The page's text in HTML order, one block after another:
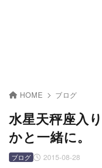
HOME ブログ
水星天秤座入
かと一緒に。
2015-08-28
ブログ